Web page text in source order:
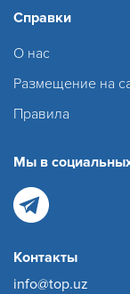
Справки
О нас
Размещение на
Правила
Мы в
Контакты
info@top.uz